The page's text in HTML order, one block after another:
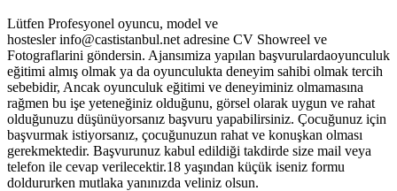
Lütfen Profesyonel oyuncu, model ve
hostesler info@castistanbul.net adresine CV Showreel ve
Fotograflarini göndersin. Ajansımiza yapılan başvurulardaoyunculuk
eğitimi almış olmak ya da oyunculukta deneyim sahibi olmak tercih
sebebidir, Ancak oyunculuk eğitimi ve deneyiminiz olmamasına
rağmen bu işe yeteneğiniz olduğunu, görsel olarak uygun ve rahat
olduğunuzu düşünüyorsanız başvuru yapabilirsiniz. Çocuğunuz için
başvurmak istiyorsanız, çocuğunuzun rahat ve konuşkan olması
gerekmektedir. Başvurunuz kabul edildiği takdirde size mail veya
telefon ile cevap verilecektir.18 yaşından küçük iseniz formu
doldururken mutlaka yanınızda veliniz olsun.